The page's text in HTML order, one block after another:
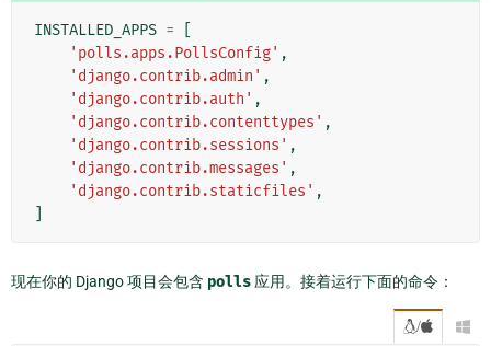
INSTALLED_APPS =
'polls.apps.PollsConfig' ,
'django.contrib.admin' ,
'django.contrib.auth' ,
'django.contrib.contenttypes' ,
'django.contrib.sessions' ,
'django.contrib.messages' ,
'django.contrib.staticfiles' ,
现在你的 Django 项目会包含 polls 应用。接着运行下面的命令：
/ 